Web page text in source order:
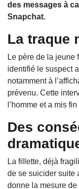
des messages à
Snapchat.
La traque
Le père de la jeune
identifié le suspect
notamment à
prévenu. Cette
l’homme et a mis
Des
La fillette, déjà
de se suicider suite
donne la mesure de